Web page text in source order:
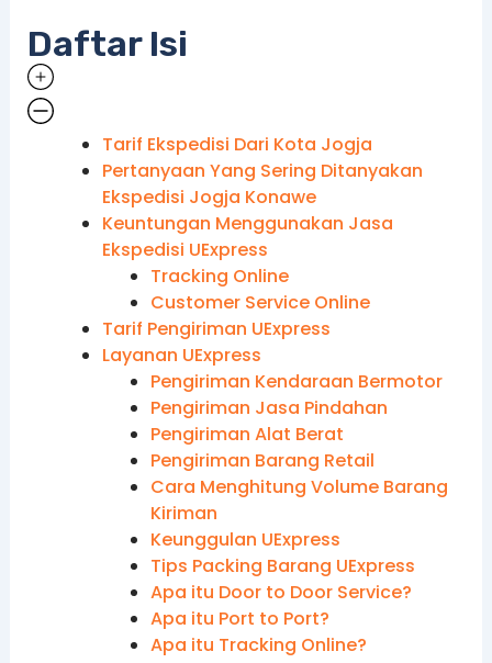
Daftar Isi
Tarif Ekspedisi Dari Kota Jogja
Pertanyaan Yang Sering Ditanyakan
Ekspedisi Jogja Konawe
Keuntungan Menggunakan Jasa
Ekspedisi UExpress
Tracking Online
Customer Service Online
Tarif Pengiriman UExpress
Layanan UExpress
Pengiriman Kendaraan Bermotor
Pengiriman Jasa Pindahan
Pengiriman Alat Berat
Pengiriman Barang Retail
Cara Menghitung Volume Barang
Kiriman
Keunggulan UExpress
Tips Packing Barang UExpress
Apa itu Door to Door Service?
Apa itu Port to Port?
Apa itu Tracking Online?